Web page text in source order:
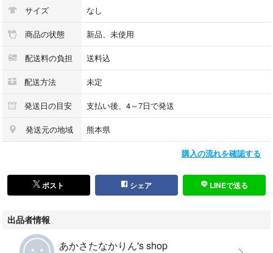
サイズ なし
商品の状態 新品、未使用
配送料の負担 送料込
配送方法 未定
発送日の目安 支払い後、4～7日で発送
発送元の地域 熊本県
購入の流れを確認する
ポスト シェア LINEで送る
出品者情報
あかさたなかりん's shop